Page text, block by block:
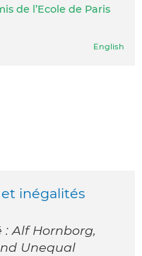
de l’Ecole de Paris
English
inégalités
Alf Hornborg,
Unequal